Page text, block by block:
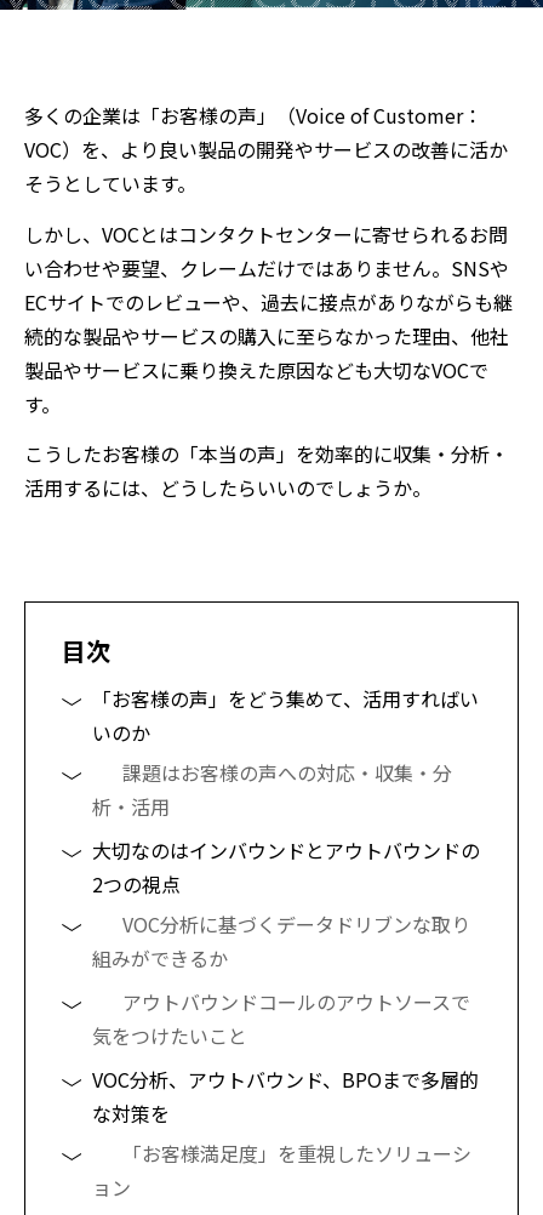
多くの企業は「お客様の声」（Voice of Customer：
VOC）を、より良い製品の開発やサービスの改善に活か
そうとしています。
しかし、VOCとはコンタクトセンターに寄せられるお問
い合わせや要望、クレームだけではありません。SNSや
ECサイトでのレビューや、過去に接点がありながらも継
続的な製品やサービスの購入に至らなかった理由、他社
製品やサービスに乗り換えた原因なども大切なVOCで
す。
こうしたお客様の「本当の声」を効率的に収集・分析・
活用するには、どうしたらいいのでしょうか。
目次
「お客様の声」をどう集めて、活用すればい
いのか
課題はお客様の声への対応・収集・分
析・活用
大切なのはインバウンドとアウトバウンドの
2つの視点
VOC分析に基づくデータドリブンな取り
組みができるか
アウトバウンドコールのアウトソースで
気をつけたいこと
VOC分析、アウトバウンド、BPOまで多層的
な対策を
「お客様満足度」を重視したソリューシ
ョン